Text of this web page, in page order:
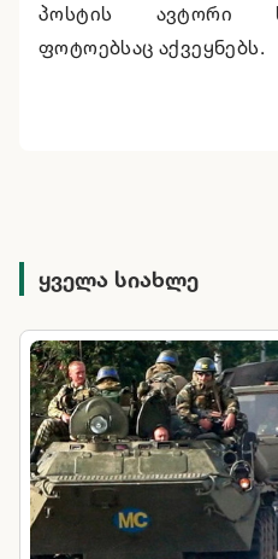
პოსტის ავტორი
ფოტოებსაც აქვეყნებს.
ყველა სიახლე